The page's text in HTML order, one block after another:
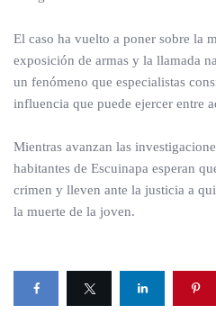
El caso ha vuelto a poner sobre la
exposición de armas y la llamada
un fenómeno que especialistas
influencia que puede ejercer entre
Mientras avanzan las
habitantes de Escuinapa esperan
crimen y lleven ante la justicia a
la muerte de la joven.